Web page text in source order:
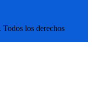
los derechos